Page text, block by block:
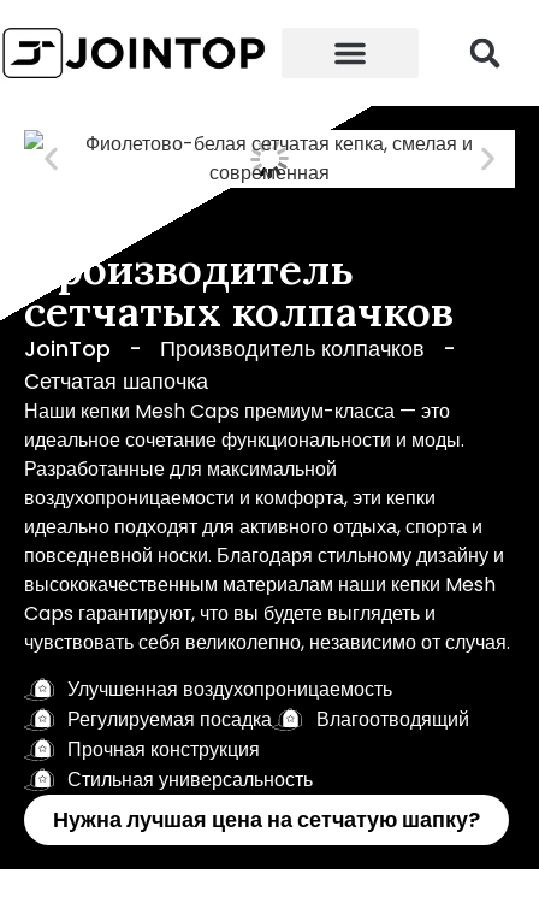
Производитель
сетчатых колпачков
JoinTop - Производитель колпачков
-
Сетчатая шапочка
Наши кепки Mesh Caps премиум-класса — это
идеальное сочетание функциональности и моды.
Разработанные для максимальной
воздухопроницаемости и комфорта, эти кепки
идеально подходят для активного отдыха, спорта и
повседневной носки. Благодаря стильному дизайну и
высококачественным материалам наши кепки Mesh
Caps гарантируют, что вы будете выглядеть и
чувствовать себя великолепно, независимо от случая.
Улучшенная воздухопроницаемость
Регулируемая посадка
Влагоотводящий
Прочная конструкция
Стильная универсальность
Нужна лучшая цена на сетчатую шапку?